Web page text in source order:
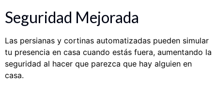
Seguridad Mejorada
Las persianas y cortinas automatizadas pueden simular
tu presencia en casa cuando estás fuera, aumentando la
seguridad al hacer que parezca que hay alguien en
casa.